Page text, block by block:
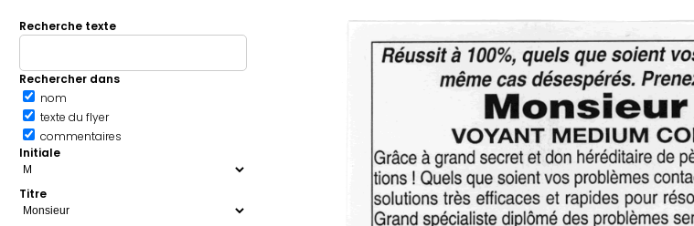
Recherche texte
Rechercher dans
nom
texte du flyer
commentaires
Initiale
Titre